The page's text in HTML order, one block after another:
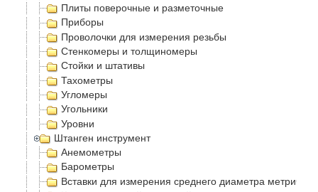
Плиты поверочные и разметочные
Приборы
Проволочки для измерения резьбы
Стенкомеры и толщиномеры
Стойки и штативы
Тахометры
Угломеры
Угольники
Уровни
Штанген инструмент
Анемометры
Барометры
Вставки для измерения среднего диаметра